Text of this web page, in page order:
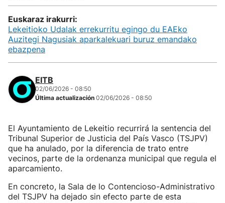
Euskaraz irakurri:
Lekeitioko Udalak errekurritu egingo du EAEko
Auzitegi Nagusiak aparkalekuari buruz emandako
ebazpena
EITB
02/06/2026 - 08:50
Última actualización 02/06/2026 - 08:50
El Ayuntamiento de Lekeitio recurrirá la sentencia del
Tribunal Superior de Justicia del País Vasco (TSJPV)
que ha anulado, por la diferencia de trato entre
vecinos, parte de la ordenanza municipal que regula el
aparcamiento.
En concreto, la Sala de lo Contencioso-Administrativo
del TSJPV ha dejado sin efecto parte de esta